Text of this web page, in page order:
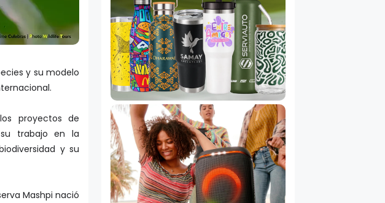
y su modelo
proyectos de
trabajo en la
y su
Mashpi nació